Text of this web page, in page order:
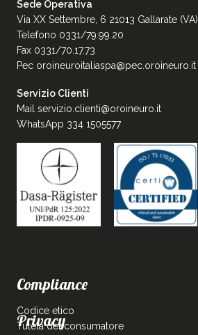
Sede Operativa
Via XX Settembre, 6 21013 Gallarate (VA)
Telefono 0331/79.99.20
Fax 0331/70.17.73
Pec oroineuroitaliaspa@pec.oroineuro.it
Servizio Clienti
Mail servizio.clienti@oroineuro.it
WhatsApp 334 1505577
Compliance
Codice etico
Tutela del consumatore
Privacy